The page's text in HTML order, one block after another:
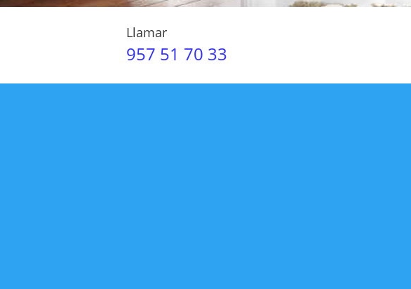
Llamar
957 51 70 33